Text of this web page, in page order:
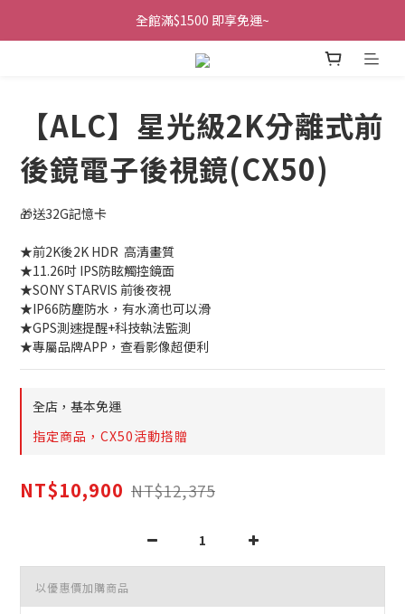
全館滿$1500 即享免運~
【ALC】星光級2K分離式前
後鏡電子後視鏡(CX50)
🎁送32G記憶卡
★前2K後2K HDR  高清畫質
★11.26吋 IPS防眩觸控鏡面
★SONY STARVIS 前後夜視
★IP66防塵防水，有水滴也可以滑
★GPS測速提醒+科技執法監測
★專屬品牌APP，查看影像超便利
全店，基本免運
指定商品，CX50活動搭贈
NT$10,900 NT$12,375
以優惠價加購商品